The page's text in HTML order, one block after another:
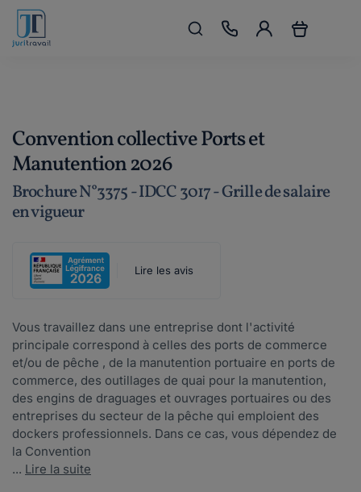
Convention collective Ports et
Manutention 2026
Brochure N°3375 - IDCC 3017 - Grille de salaire
en vigueur
Lire les avis
Vous travaillez dans une entreprise dont l'activité
principale correspond à celles des ports de commerce
et/ou de pêche , de la manutention portuaire en ports de
commerce, des outillages de quai pour la manutention,
des engins de draguages et ouvrages portuaires ou des
entreprises du secteur de la pêche qui emploient des
dockers professionnels. Dans ce cas, vous dépendez de
la Convention
... Lire la suite